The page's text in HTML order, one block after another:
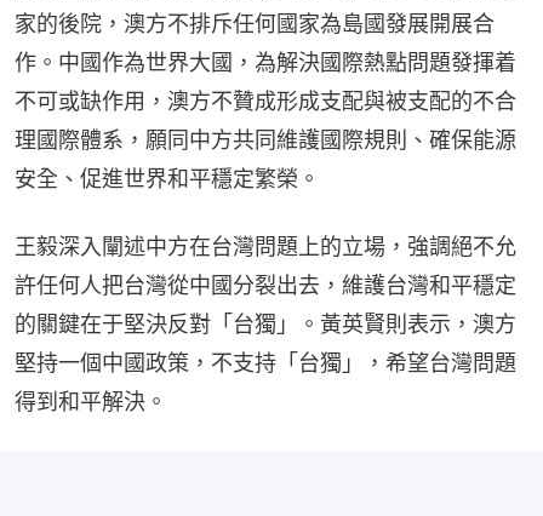
家的後院，澳方不排斥任何國家為島國發展開展合
作。中國作為世界大國，為解決國際熱點問題發揮着
不可或缺作用，澳方不贊成形成支配與被支配的不合
理國際體系，願同中方共同維護國際規則、確保能源
安全、促進世界和平穩定繁榮。
王毅深入闡述中方在台灣問題上的立場，強調絕不允
許任何人把台灣從中國分裂出去，維護台灣和平穩定
的關鍵在于堅決反對「台獨」。黃英賢則表示，澳方
堅持一個中國政策，不支持「台獨」，希望台灣問題
得到和平解決。